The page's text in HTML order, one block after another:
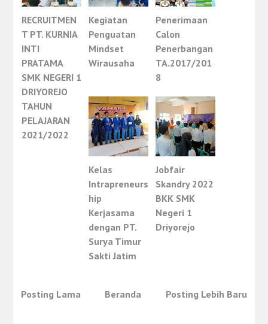
RECRUITMEN
T PT. KURNIA
INTI
PRATAMA
SMK NEGERI 1
DRIYOREJO
TAHUN
PELAJARAN
2021/2022
Kegiatan
Penguatan
Mindset
Wirausaha
Penerimaan
Calon
Penerbangan
TA.2017/201
8
Kelas
Intrapreneurs
hip
Kerjasama
dengan PT.
Surya Timur
Sakti Jatim
Jobfair
Skandry 2022
BKK SMK
Negeri 1
Driyorejo
Posting Lebih Baru
Posting Lama Beranda